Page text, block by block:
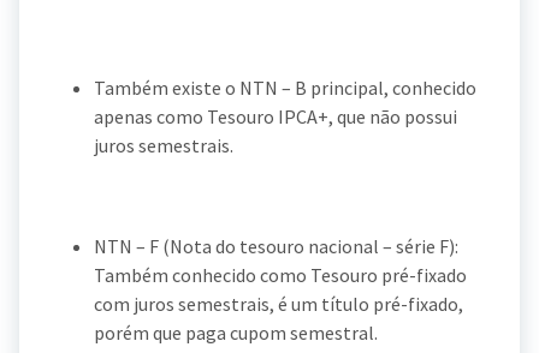
Também existe o NTN – B principal, conhecido
apenas como Tesouro IPCA+, que não possui
juros semestrais.
NTN – F (Nota do tesouro nacional – série F):
Também conhecido como Tesouro pré-fixado
com juros semestrais, é um título pré-fixado,
porém que paga cupom semestral.